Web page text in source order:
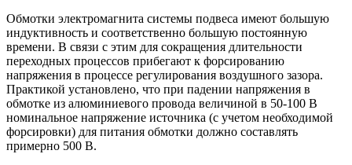
Обмотки электромагнита системы подвеса имеют большую
индуктивность и соответственно большую постоянную
времени. В связи с этим для сокращения длительности
переходных процессов прибегают к форсированию
напряжения в процессе регулирования воздушного зазора.
Практикой установлено, что при падении напряжения в
обмотке из алюминиевого провода величиной в 50-100 В
номинальное напряжение источника (с учетом необходимой
форсировки) для питания обмотки должно составлять
примерно 500 В.